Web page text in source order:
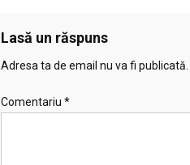
Lasă un răspuns
Adresa ta de email nu va fi publicată.
Comentariu *